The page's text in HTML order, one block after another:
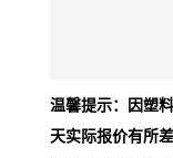
温馨提示：因塑
天实际报价有所